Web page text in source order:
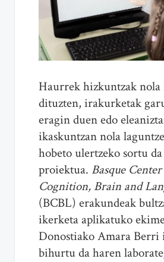
Haurrek hizkuntzak nola
dituzten, irakurketak
eragin duen edo
ikaskuntzan nola
hobeto ulertzeko sortu
proiektua. Basque
Cognition, Brain and
(BCBL) erakundeak
ikerketa aplikatuko
Donostiako Amara Berri
bihurtu da haren